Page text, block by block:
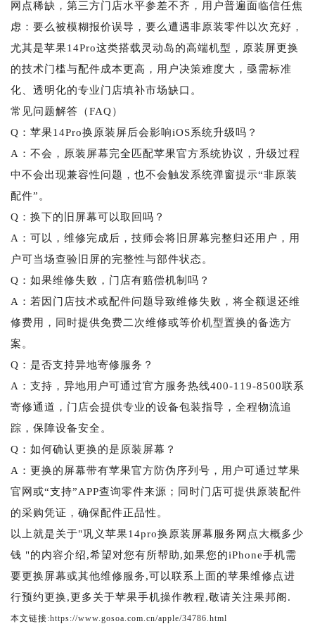
网点稀缺，第三方门店水平参差不齐，用户普遍面临信任焦
虑：要么被模糊报价误导，要么遭遇非原装零件以次充好，
尤其是苹果14Pro这类搭载灵动岛的高端机型，原装屏更换
的技术门槛与配件成本更高，用户决策难度大，亟需标准
化、透明化的专业门店填补市场缺口。
常见问题解答（FAQ）
Q：苹果14Pro换原装屏后会影响iOS系统升级吗？
A：不会，原装屏幕完全匹配苹果官方系统协议，升级过程
中不会出现兼容性问题，也不会触发系统弹窗提示“非原装
配件”。
Q：换下的旧屏幕可以取回吗？
A：可以，维修完成后，技师会将旧屏幕完整归还用户，用
户可当场查验旧屏的完整性与部件状态。
Q：如果维修失败，门店有赔偿机制吗？
A：若因门店技术或配件问题导致维修失败，将全额退还维
修费用，同时提供免费二次维修或等价机型置换的备选方
案。
Q：是否支持异地寄修服务？
A：支持，异地用户可通过官方服务热线400-119-8500联系
寄修通道，门店会提供专业的设备包装指导，全程物流追
踪，保障设备安全。
Q：如何确认更换的是原装屏幕？
A：更换的屏幕带有苹果官方防伪序列号，用户可通过苹果
官网或“支持”APP查询零件来源；同时门店可提供原装配件
的采购凭证，确保配件正品性。
以上就是关于"巩义苹果14pro换原装屏幕服务网点大概多少
钱 "的内容介绍,希望对您有所帮助,如果您的iPhone手机需
要更换屏幕或其他维修服务,可以联系上面的苹果维修点进
行预约更换,更多关于苹果手机操作教程,敬请关注果邦阁.
本文链接:https://www.gosoa.com.cn/apple/34786.html